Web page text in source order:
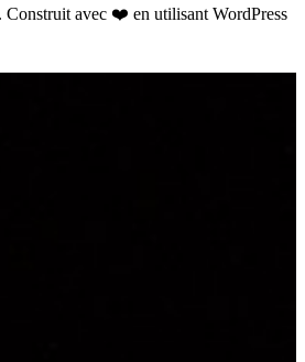
avec ❤️ en utilisant WordPress